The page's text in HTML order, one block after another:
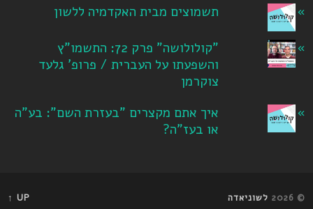
תשמוצים מבית האקדמיה ללשון
"קולולושה" פרק 72: התשמו"ץ
והשפעתו על העברית / פרופ' גלעד
צוקרמן
איך אתם מקצרים "בעזרת השם": בע"ה
או בעז"ה?
© 2026 לשוניאדה UP ↑